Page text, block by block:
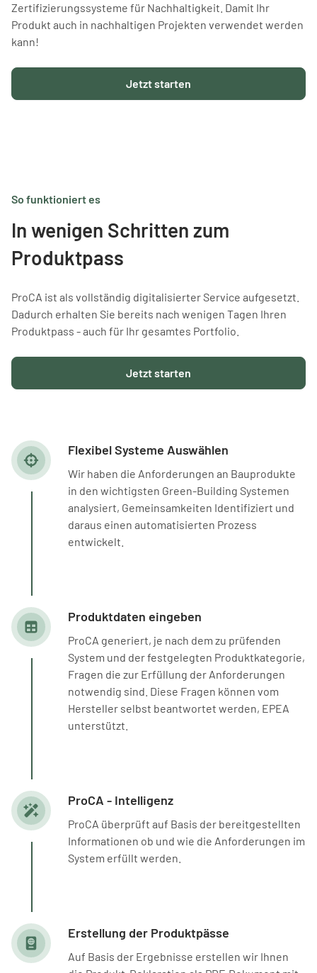
Zertifizierungssysteme für Nachhaltigkeit. Damit Ihr
Produkt auch in nachhaltigen Projekten verwendet werden
kann!
Jetzt starten
So funktioniert es
In wenigen Schritten zum
Produktpass
ProCA ist als vollständig digitalisierter Service aufgesetzt.
Dadurch erhalten Sie bereits nach wenigen Tagen Ihren
Produktpass - auch für Ihr gesamtes Portfolio.
Jetzt starten
Flexibel Systeme Auswählen
Wir haben die Anforderungen an Bauprodukte
in den wichtigsten Green-Building Systemen
analysiert, Gemeinsamkeiten Identifiziert und
daraus einen automatisierten Prozess
entwickelt.
Produktdaten eingeben
ProCA generiert, je nach dem zu prüfenden
System und der festgelegten Produktkategorie,
Fragen die zur Erfüllung der Anforderungen
notwendig sind. Diese Fragen können vom
Hersteller selbst beantwortet werden, EPEA
unterstützt.
ProCA - Intelligenz
ProCA überprüft auf Basis der bereitgestellten
Informationen ob und wie die Anforderungen im
System erfüllt werden.
Erstellung der Produktpässe
Auf Basis der Ergebnisse erstellen wir Ihnen